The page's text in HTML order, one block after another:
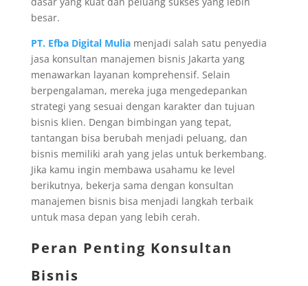
besar.
PT. Efba Digital Muliamenjadi salah satu penyedia
jasa konsultan manajemen bisnis Jakarta yang
menawarkan layanan komprehensif. Selain
berpengalaman, mereka juga mengedepankan
strategi yang sesuai dengan karakter dan tujuan
bisnis klien. Dengan bimbingan yang tepat,
tantangan bisa berubah menjadi peluang, dan
bisnis memiliki arah yang jelas untuk berkembang.
Jika kamu ingin membawa usahamu ke level
berikutnya, bekerja sama dengan konsultan
manajemen bisnis bisa menjadi langkah terbaik
untuk masa depan yang lebih cerah.
Peran Penting Konsultan
Bisnis